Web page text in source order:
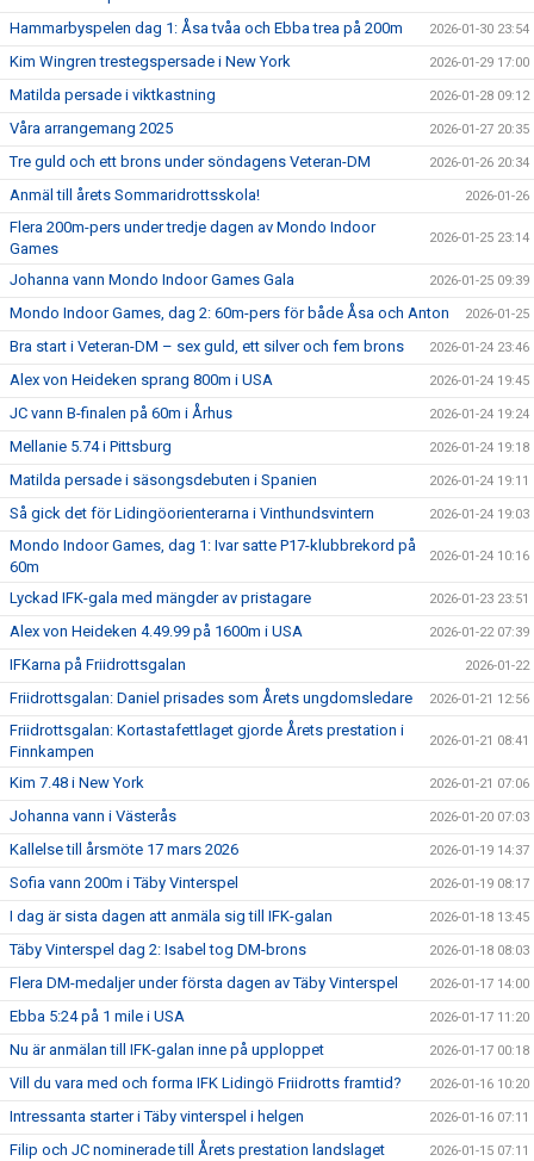
Hammarbyspelen dag 1: Åsa tvåa och Ebba trea på 200m 2026-01-30 23:54
Kim Wingren trestegspersade i New York 2026-01-29 17:00
Matilda persade i viktkastning 2026-01-28 09:12
Våra arrangemang 2025 2026-01-27 20:35
Tre guld och ett brons under söndagens Veteran-DM 2026-01-26 20:34
Anmäl till årets Sommaridrottsskola! 2026-01-26
Flera 200m-pers under tredje dagen av Mondo Indoor
Games
2026-01-25 23:14
Johanna vann Mondo Indoor Games Gala 2026-01-25 09:39
Mondo Indoor Games, dag 2: 60m-pers för både Åsa och Anton 2026-01-25
Bra start i Veteran-DM – sex guld, ett silver och fem brons 2026-01-24 23:46
Alex von Heideken sprang 800m i USA 2026-01-24 19:45
JC vann B-finalen på 60m i Århus 2026-01-24 19:24
Mellanie 5.74 i Pittsburg 2026-01-24 19:18
Matilda persade i säsongsdebuten i Spanien 2026-01-24 19:11
Så gick det för Lidingöorienterarna i Vinthundsvintern 2026-01-24 19:03
Mondo Indoor Games, dag 1: Ivar satte P17-klubbrekord på
60m
2026-01-24 10:16
Lyckad IFK-gala med mängder av pristagare 2026-01-23 23:51
Alex von Heideken 4.49.99 på 1600m i USA 2026-01-22 07:39
IFKarna på Friidrottsgalan 2026-01-22
Friidrottsgalan: Daniel prisades som Årets ungdomsledare 2026-01-21 12:56
Friidrottsgalan: Kortastafettlaget gjorde Årets prestation i
Finnkampen
2026-01-21 08:41
Kim 7.48 i New York 2026-01-21 07:06
Johanna vann i Västerås 2026-01-20 07:03
Kallelse till årsmöte 17 mars 2026 2026-01-19 14:37
Sofia vann 200m i Täby Vinterspel 2026-01-19 08:17
I dag är sista dagen att anmäla sig till IFK-galan 2026-01-18 13:45
Täby Vinterspel dag 2: Isabel tog DM-brons 2026-01-18 08:03
Flera DM-medaljer under första dagen av Täby Vinterspel 2026-01-17 14:00
Ebba 5:24 på 1 mile i USA 2026-01-17 11:20
Nu är anmälan till IFK-galan inne på upploppet 2026-01-17 00:18
Vill du vara med och forma IFK Lidingö Friidrotts framtid? 2026-01-16 10:20
Intressanta starter i Täby vinterspel i helgen 2026-01-16 07:11
Filip och JC nominerade till Årets prestation landslaget 2026-01-15 07:11